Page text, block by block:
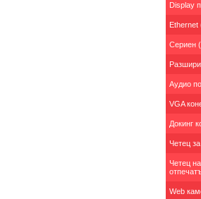
Display
Ethernet
Сериен
Аудио
VGA
Докинг
Четец
Четец
Web